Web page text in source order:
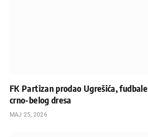
FK Partizan prodao Ugrešića,
crno-belog dresa
МАЈ 25, 2026